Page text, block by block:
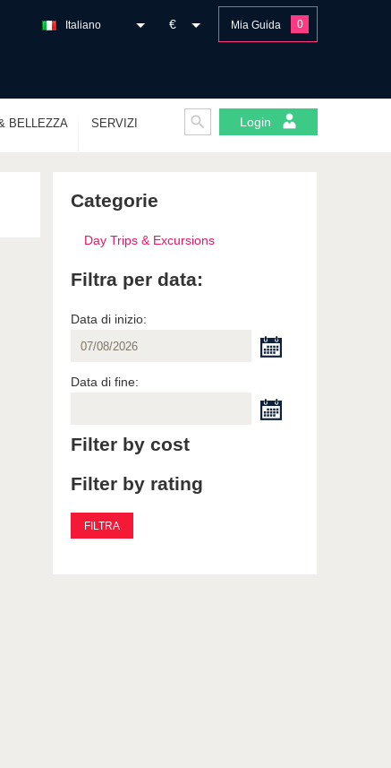
Mia Guida 0
€
Italiano
BELLEZZA SERVIZI Login
Categorie
Day Trips & Excursions
Filtra per data:
Data di inizio:
Data di fine:
Filter by cost
Filter by rating